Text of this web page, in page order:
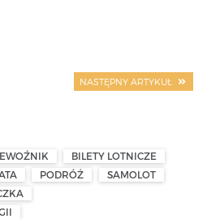
NASTĘPNY ARTYKUŁ
BILETY LOTNICZE
PODRÓŻ
SAMOLOT